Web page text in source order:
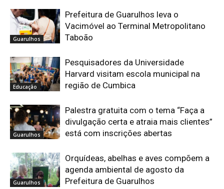
Guarulhos
Prefeitura de Guarulhos leva o
Vacimóvel ao Terminal Metropolitano
Taboão
Educação
Pesquisadores da Universidade
Harvard visitam escola municipal na
região de Cumbica
Guarulhos
Palestra gratuita com o tema “Faça a
divulgação certa e atraia mais clientes”
está com inscrições abertas
Guarulhos
Orquídeas, abelhas e aves compõem a
agenda ambiental de agosto da
Prefeitura de Guarulhos